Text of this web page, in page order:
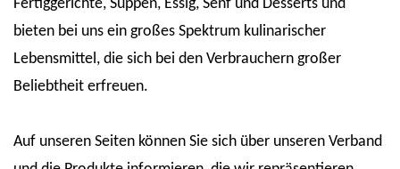
Fertiggerichte, Suppen, Essig, Senf und Desserts und
bieten bei uns ein großes Spektrum kulinarischer
Lebensmittel, die sich bei den Verbrauchern großer
Beliebtheit erfreuen.
Auf unseren Seiten können Sie sich über unseren Verband